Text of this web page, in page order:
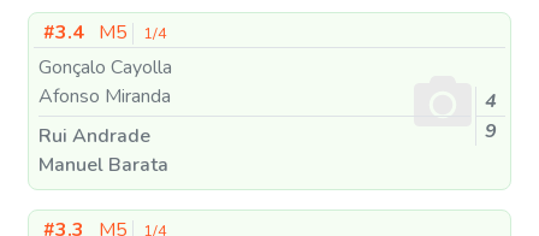
#3.4 M5 1/4
Gonçalo Cayolla
Afonso Miranda
Rui Andrade
Manuel Barata
4
9
#3.3 M5 1/4